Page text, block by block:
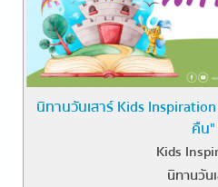
นิทานวันเสาร์ Kids
คืน"
Kids
นิทานวัน